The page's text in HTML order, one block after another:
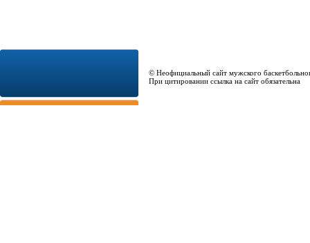
© Неофициальный сайт мужского
При цитировании ссылка на сайт обязательна